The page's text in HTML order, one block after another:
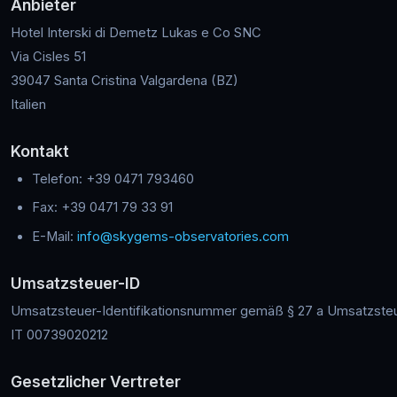
Anbieter
Hotel Interski di Demetz Lukas e Co SNC
Via Cisles 51
39047 Santa Cristina Valgardena (BZ)
Italien
Kontakt
Telefon: +39 0471 793460
Fax: +39 0471 79 33 91
E-Mail: info@skygems-observatories.com
Umsatzsteuer-ID
Umsatzsteuer-Identifikationsnummer gemäß § 27 a
IT 00739020212
Gesetzlicher Vertreter